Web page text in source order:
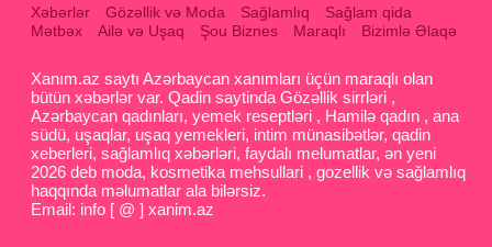
Xəbərlər Gözəllik və Moda Sağlamlıq
Sağlam qida
Mətbəx
Ailə və Uşaq Şou Biznes Maraqlı Bizimlə Əlaqə
Xanım.az saytı Azərbaycan xanımları üçün maraqlı olan
bütün xəbərlər var. Qadin saytinda Gözəllik sirrləri ,
Azərbaycan qadınları, yemek reseptləri , Hamilə qadın , ana
südü, uşaqlar, uşaq yemekleri, intim münasibətlər, qadin
xeberleri, sağlamlıq xəbərləri, faydalı melumatlar, ən yeni
2026 deb moda, kosmetika mehsullari , gozellik və sağlamlıq
haqqında məlumatlar ala bilərsiz.
Email: info [ @ ] xanim.az